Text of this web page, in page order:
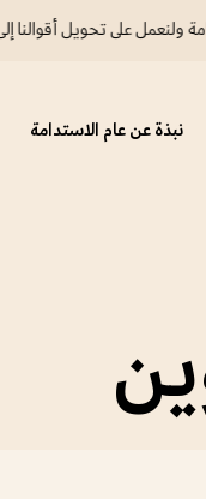
ولنعمل على تحويل أقوالنا
نبذة عن عام الاستدامة